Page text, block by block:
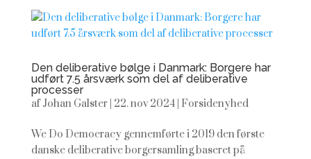
Den deliberative bølge i Danmark: Borgere har
udført 7.5 årsværk som del af deliberative
processer
afJohan Galster| 22. nov 2024| Forsidenyhed
We Do Democracy gennemførte i 2019 den første
danske deliberative borgersamling baseret på